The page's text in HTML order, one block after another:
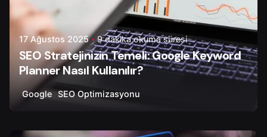
17 Ağustos 2025 9 dakika okuma süresi
SEO Stratejinizin Temeli: Google Keyword
Planner Nasıl Kullanılır?
Google SEO Optimizasyonu